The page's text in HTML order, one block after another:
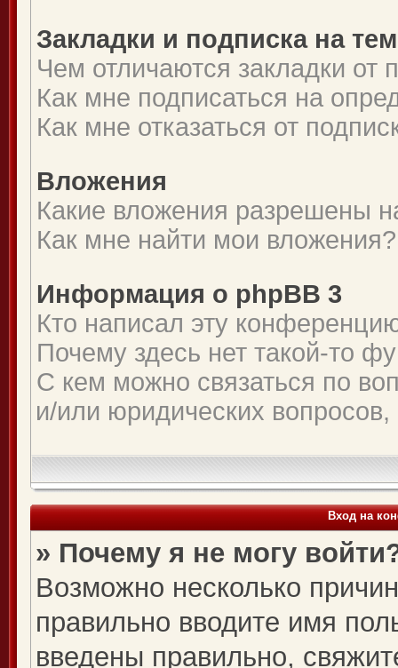
Закладки и подписка на
Чем отличаются закладки от
Как мне подписаться на
Как мне отказаться от
Вложения
Какие вложения разрешены
Как мне найти мои вложения?
Информация о phpBB 3
Кто написал эту
Почему здесь нет такой-то
С кем можно связаться по
и/или юридических
Вход на
» Почему я не могу
Возможно несколько
правильно вводите имя
введены правильно,